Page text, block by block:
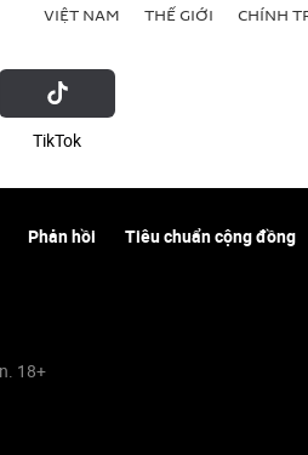
VIỆT NAM THẾ GIỚI CHÍNH
ТikТоk
Phản hồi Tiêu chuẩn cộng đồng
18+